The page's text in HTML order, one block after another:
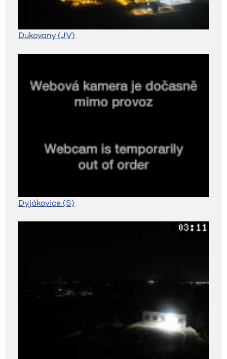
Dukovany (JV)
Dyjákovice (S)